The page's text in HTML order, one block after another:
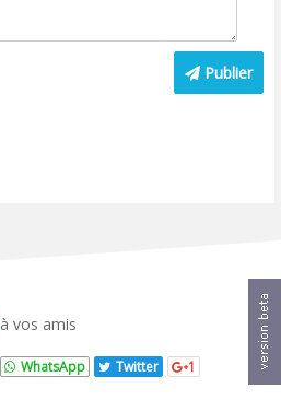
Publier
à vos amis
WhatsApp Twitter 1